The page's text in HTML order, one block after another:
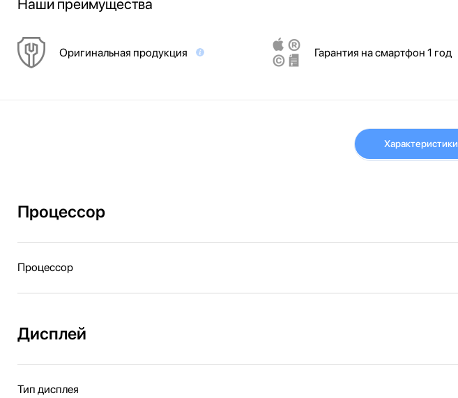
Наши преимущества
Оригинальная продукция Гарантия на смартфон 1 год
Характеристики
Процессор
Процессор
Дисплей
Тип дисплея